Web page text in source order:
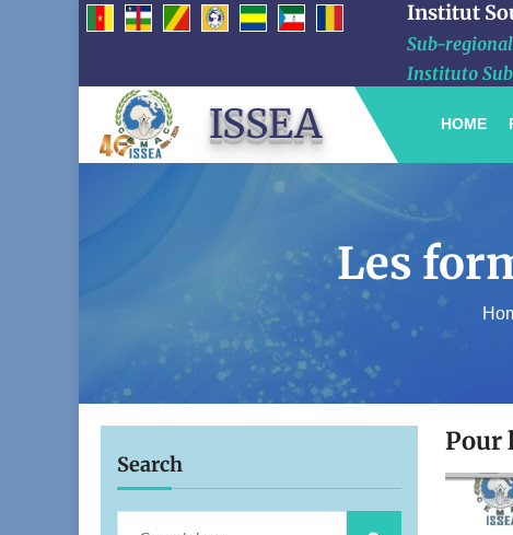
Institut
Sub-
Instituto
ISSEA HOME
Les
Search
Pour